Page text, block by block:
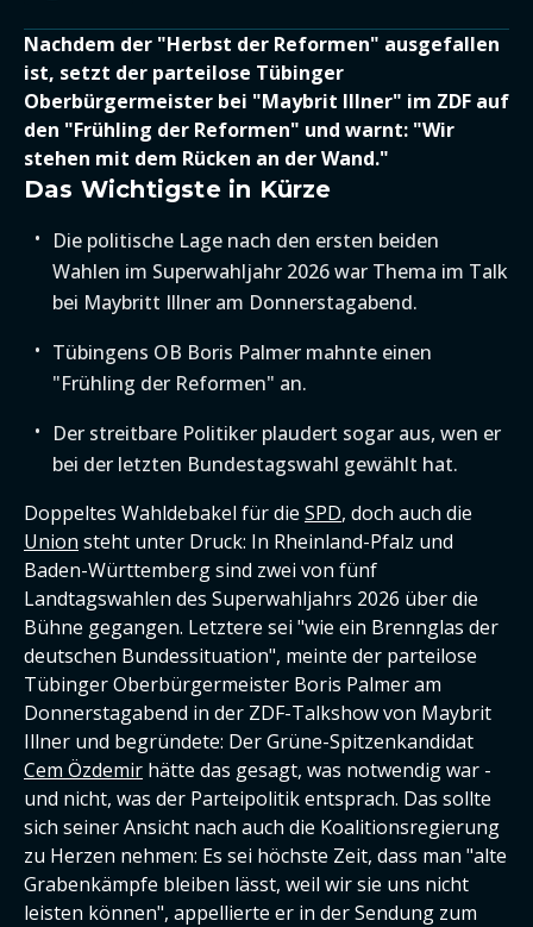
Nachdem der "Herbst der Reformen" ausgefallen
ist, setzt der parteilose Tübinger
Oberbürgermeister bei "Maybrit Illner" im ZDF auf
den "Frühling der Reformen" und warnt: "Wir
stehen mit dem Rücken an der Wand."
Das Wichtigste in Kürze
Die politische Lage nach den ersten beiden
Wahlen im Superwahljahr 2026 war Thema im Talk
bei Maybritt Illner am Donnerstagabend.
Tübingens OB Boris Palmer mahnte einen
"Frühling der Reformen" an.
Der streitbare Politiker plaudert sogar aus, wen er
bei der letzten Bundestagswahl gewählt hat.
Doppeltes Wahldebakel für die SPD, doch auch die
Union steht unter Druck: In Rheinland-Pfalz und
Baden-Württemberg sind zwei von fünf
Landtagswahlen des Superwahljahrs 2026 über die
Bühne gegangen. Letztere sei "wie ein Brennglas der
deutschen Bundessituation", meinte der parteilose
Tübinger Oberbürgermeister Boris Palmer am
Donnerstagabend in der ZDF-Talkshow von Maybrit
Illner und begründete: Der Grüne-Spitzenkandidat
Cem Özdemir hätte das gesagt, was notwendig war -
und nicht, was der Parteipolitik entsprach. Das sollte
sich seiner Ansicht nach auch die Koalitionsregierung
zu Herzen nehmen: Es sei höchste Zeit, dass man "alte
Grabenkämpfe bleiben lässt, weil wir sie uns nicht
leisten können", appellierte er in der Sendung zum